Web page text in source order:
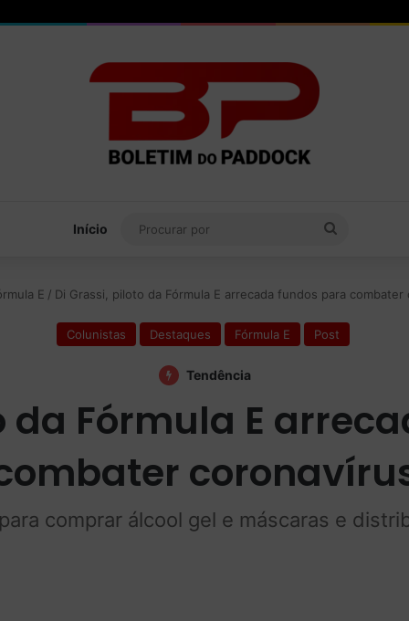
Início
E / Di Grassi, piloto da Fórmula E arrecada fundos para combater
Colunistas Destaques Fórmula E Post
Tendência
da Fórmula E
comprar álcool gel e máscaras e